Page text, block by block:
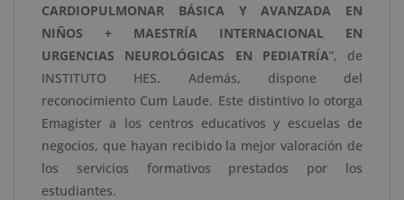
CARDIOPULMONAR BÁSICA Y AVANZADA EN
NIÑOS + MAESTRÍA INTERNACIONAL EN
URGENCIAS NEUROLÓGICAS EN PEDIATRÍA”, de
INSTITUTO HES. Además, dispone del
reconocimiento Cum Laude. Este distintivo lo otorga
Emagister a los centros educativos y escuelas de
negocios, que hayan recibido la mejor valoración de
los servicios formativos prestados por los
estudiantes.